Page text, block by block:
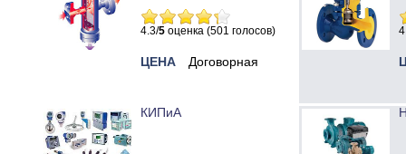
4.3/5 оценка (501 голосов)
ЦЕНА Договорная
КИПиА